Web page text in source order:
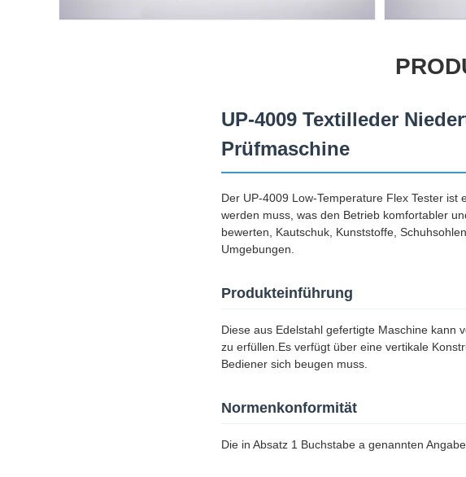
UP-4009 Textilleder
Prüfmaschine
Der UP-4009 Low-Temperature Flex Tester
werden muss, was den Betrieb komfortabler
bewerten, Kautschuk, Kunststoffe,
Umgebungen.
Produkteinführung
Diese aus Edelstahl gefertigte Maschine kann
zu erfüllen.Es verfügt über eine vertikale
Bediener sich beugen muss.
Normenkonformität
Die in Absatz 1 Buchstabe a genannten